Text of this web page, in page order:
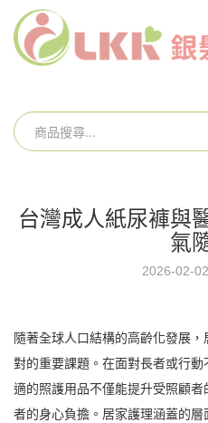
台灣成人紙尿褲與
氣
2026-02-
隨著全球人口結構的高齡化發展
對的重要課題。在面對長者或行
適的照護用品不僅能提升受照顧
者的身心負擔。居家護理涵蓋的